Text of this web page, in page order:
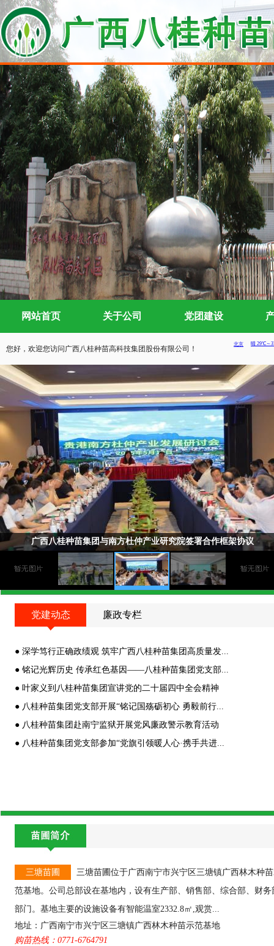
网站首页 关于公司 党团建设
您好，欢迎您访问广西八桂种苗高科技集团股份有限公司！
龚勇明到八桂种苗集团调研
广西八桂种苗集团与南方杜仲产业研究院签署合作框架协议
八桂种苗集团召开2024年年度股东大会
八桂种苗集团获批调入新三板创新层，迈向发展新征程
党建动态 廉政专栏
● 深学笃行正确政绩观 筑牢广西八桂种苗集团高质量发...
● 铭记光辉历史 传承红色基因——八桂种苗集团党支部...
● 叶家义到八桂种苗集团宣讲党的二十届四中全会精神
● 八桂种苗集团党支部开展“铭记国殇砺初心 勇毅前行...
● 八桂种苗集团赴南宁监狱开展党风廉政警示教育活动
● 八桂种苗集团党支部参加“党旗引领暖人心·携手共进...
三塘苗圃
三塘苗圃位于广西南宁市兴宁区三塘镇广西林木种
范基地。公司总部设在基地内，设有生产部、销售部、综合部、财务
部门。基地主要的设施设备有智能温室2332.8㎡,观赏...
地址：广西南宁市兴宁区三塘镇广西林木种苗示范基地
购苗热线：0771-6764791